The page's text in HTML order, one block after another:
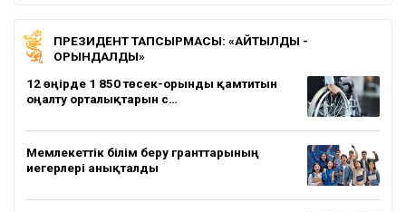
ПРЕЗИДЕНТ ТАПСЫРМАСЫ: «АЙТЫЛДЫ -
ОРЫНДАЛДЫ»
12 өңірде 1 850 төсек-орынды қамтитын
оңалту орталықтарын с…
Мемлекеттік білім беру гранттарының
иегерлері анықталды